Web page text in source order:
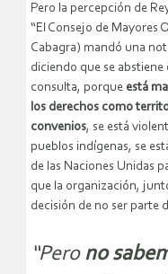
Pero la percepción de
“El Consejo de Mayores
Cabagra) mandó una
diciendo que se
consulta, porque está
los derechos como
convenios, se está
pueblos indígenas, se
de las Naciones Unidas
que la organización,
decisión de no ser parte
“Perono